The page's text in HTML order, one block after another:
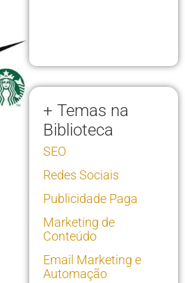
+ Temas na
Biblioteca
SEO
Redes Sociais
Publicidade Paga
Marketing de
Conteúdo
Email Marketing e
Automação